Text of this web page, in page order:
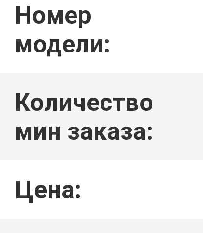
КАЧЕСТВА
МЫ
Номер
модели:
Количество
мин заказа:
Цена: